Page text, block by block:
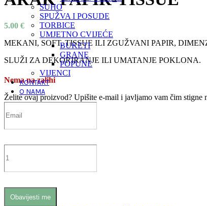
SUHO
SPUŽVA I POSUDE
TORBICE
UMJETNO CVIJEĆE
BUKETI
GRANE
POPUNE
VIJENCI
KONTAKT
O NAMA
5.00 €
MEKANI, SOFT, TISSUE ILI ZGUŽVANI PAPIR,
SLUŽI ZA DEKORIRANJE ILI UMATANJE POKLONA.
Nema na zalihi
Želite ovaj proizvod? Upišite e-mail i javljamo vam čim stigne
Obavijesti me